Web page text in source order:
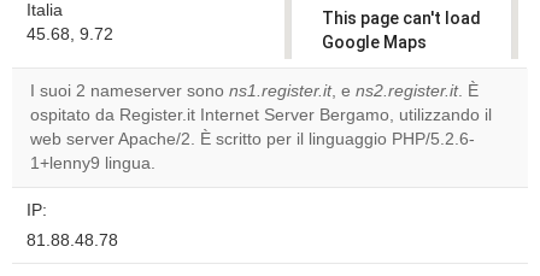
Italia
45.68, 9.72
This page can't load
Google Maps
correctly.
Do you
own this
OK
I suoi 2 nameserver sono ns1.register.it, e ns2.register.it. È
ospitato da Register.it Internet Server Bergamo, utilizzando il
web server Apache/2. È scritto per il linguaggio PHP/5.2.6-
1+lenny9 lingua.
IP:
81.88.48.78